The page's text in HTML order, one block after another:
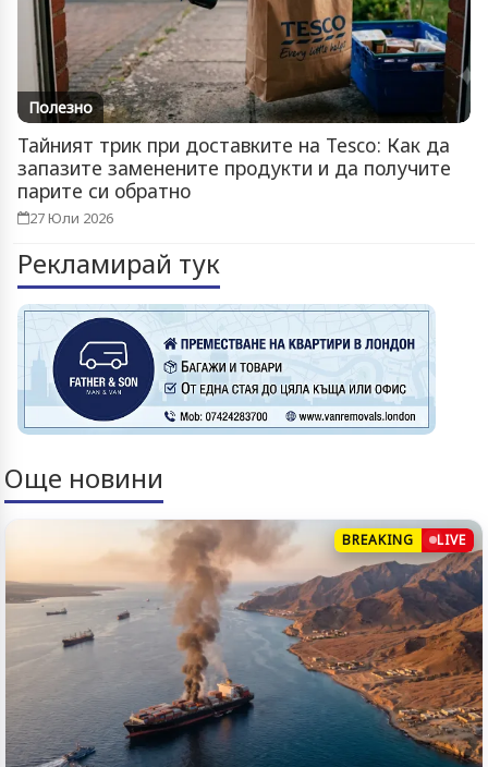
Полезно
Тайният трик при доставките на Tesco: Как да
запазите заменените продукти и да получите
парите си обратно
27 Юли 2026
Рекламирай тук
Още новини
BREAKING LIVE